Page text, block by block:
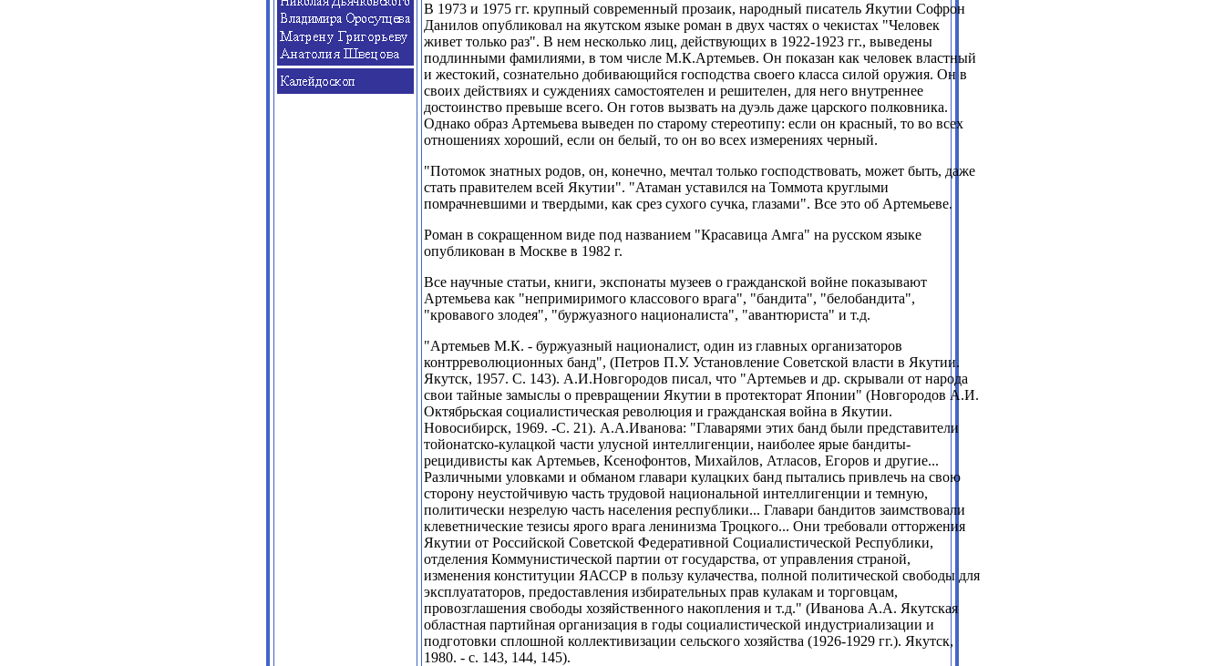
В 1973 и 1975 гг. крупный современный прозаик, народный писатель Якутии Софрон
Данилов опубликовал на якутском языке роман в двух частях о чекистах "Человек
живет только раз". В нем несколько лиц, действующих в 1922-1923 гг., выведены
подлинными фамилиями, в том числе М.К.Артемьев. Он показан как человек властный
и жестокий, сознательно добивающийся господства своего класса силой оружия. Он в
своих действиях и суждениях самостоятелен и решителен, для него внутреннее
достоинство превыше всего. Он готов вызвать на дуэль даже царского полковника.
Однако образ Артемьева выведен по старому стереотипу: если он красный, то во всех
отношениях хороший, если он белый, то он во всех измерениях черный.
"Потомок знатных родов, он, конечно, мечтал только господствовать, может быть, даже
стать правителем всей Якутии". "Атаман уставился на Томмота круглыми
помрачневшими и твердыми, как срез сухого сучка, глазами". Все это об Артемьеве.
Роман в сокращенном виде под названием "Красавица Амга" на русском языке
опубликован в Москве в 1982 г.
Все научные статьи, книги, экспонаты музеев о гражданской войне показывают
Артемьева как "непримиримого классового врага", "бандита", "белобандита",
"кровавого злодея", "буржуазного националиста", "авантюриста" и т.д.
"Артемьев М.К. - буржуазный националист, один из главных организаторов
контрреволюционных банд", (Петров П.У. Установление Советской власти в Якутии.
Якутск, 1957. С. 143). А.И.Новгородов писал, что "Артемьев и др. скрывали от народа
свои тайные замыслы о превращении Якутии в протекторат Японии" (Новгородов А.И.
Октябрьская социалистическая революция и гражданская война в Якутии.
Новосибирск, 1969. -С. 21). А.А.Иванова: "Главарями этих банд были представители
тойонатско-кулацкой части улусной интеллигенции, наиболее ярые бандиты-
рецидивисты как Артемьев, Ксенофонтов, Михайлов, Атласов, Егоров и другие...
Различными уловками и обманом главари кулацких банд пытались привлечь на свою
сторону неустойчивую часть трудовой национальной интеллигенции и темную,
политически незрелую часть населения республики... Главари бандитов заимствовали
клеветнические тезисы ярого врага ленинизма Троцкого... Они требовали отторжения
Якутии от Российской Советской Федеративной Социалистической Республики,
отделения Коммунистической партии от государства, от управления страной,
изменения конституции ЯАССР в пользу кулачества, полной политической свободы для
эксплуататоров, предоставления избирательных прав кулакам и торговцам,
провозглашения свободы хозяйственного накопления и т.д." (Иванова А.А. Якутская
областная партийная организация в годы социалистической индустриализации и
подготовки сплошной коллективизации сельского хозяйства (1926-1929 гг.). Якутск,
1980. - с. 143, 144, 145).